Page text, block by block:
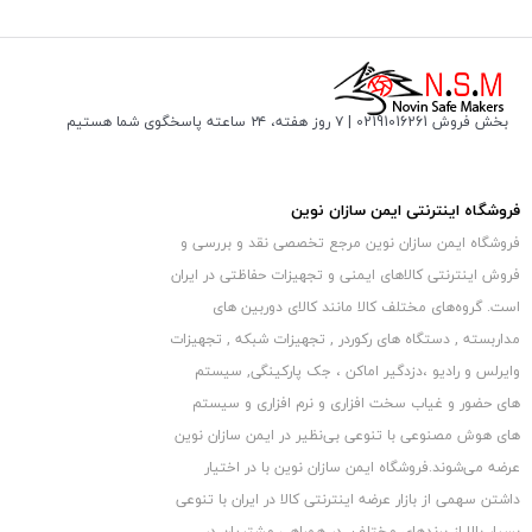
باشد که باعث می شود کار کردن با آن بسیار آسان باشد و به راحتی بتوانید
تنظیمات مختلف را انجامدهید. جهت مشاهده تصاویر بر روی مانیتور یا
خروجی تصویر VGA و HDMI می باشد و برای دریافت صدا نیز مجهز به
16 درگاه خروجی صدا می باشد.
2K :
بخش فروش 02191016261 | ۷ روز هفته، ۲۴ ساعته پاسخگوی شما هستیم
فروشگاه اینترنتی ایمن سازان نوین
فروشگاه ایمن سازان نوین مرجع تخصصی نقد و بررسی و
فروش اینترنتی کالاهای ایمنی و تجهیزات حفاظتی در ایران
است. گروه‏‏‌های مختلف کالا مانند کالای دوربین های
مداربسته , دستگاه های رکوردر , تجهیزات شبکه , تجهیزات
وایرلس و رادیو ،دزدگیر اماکن ، جک پارکینگی, سیستم
های حضور و غیاب سخت افزاری و نرم افزاری و سیستم
های هوش مصنوعی با تنوعی بی‌نظیر در ایمن سازان نوین
عرضه می‏‏‏‌شوند.فروشگاه ایمن سازان نوین با در اختیار
داشتن سهمی از بازار عرضه اینترنتی کالا در ایران با تنوعی